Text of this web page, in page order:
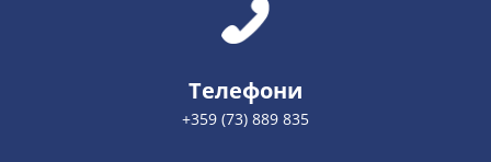
Телефони
+359 (73) 889 835